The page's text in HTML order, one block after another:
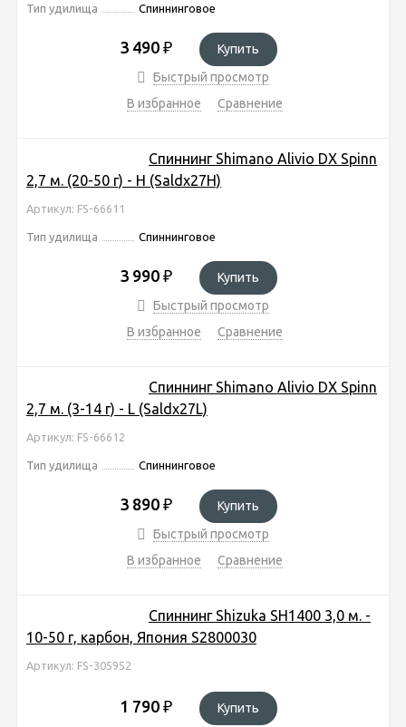
Тип удилища Спиннинговое
3 490 ₽
Купить
Быстрый просмотр
В избранное
Сравнение
Спиннинг Shimano Alivio DX Spinn
2,7 м. (20-50 г) - H (Saldx27H)
Артикул: FS-66611
Тип удилища Спиннинговое
3 990 ₽
Купить
Быстрый просмотр
В избранное
Сравнение
Спиннинг Shimano Alivio DX Spinn
2,7 м. (3-14 г) - L (Saldx27L)
Артикул: FS-66612
Тип удилища Спиннинговое
3 890 ₽
Купить
Быстрый просмотр
В избранное
Сравнение
Спиннинг Shizuka SH1400 3,0 м. -
10-50 г, карбон, Япония S2800030
Артикул: FS-305952
1 790 ₽
Купить